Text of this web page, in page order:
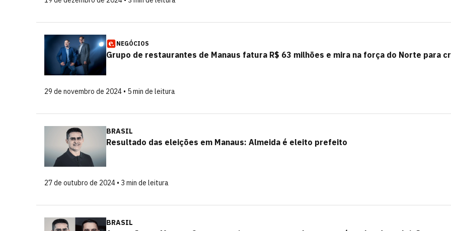
NEGÓCIOS
Grupo de restaurantes de Manaus fatura R$ 63 milhões e mira na força do Norte para
29 de novembro de 2024 • 5 min de leitura
BRASIL
Resultado das eleições em Manaus: Almeida é eleito prefeito
27 de outubro de 2024 • 3 min de leitura
BRASIL